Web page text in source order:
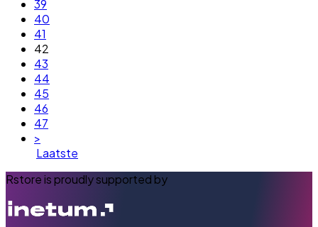
39
40
41
42
43
44
45
46
47
>
Laatste
Rstore is proudly supported by